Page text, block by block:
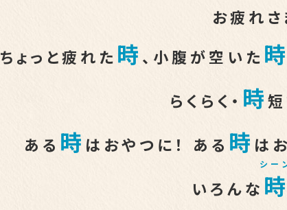
お疲れ
ちょっと疲れた 時 、小腹が空いた 時
らくらく・ 時
ある 時 はおやつに！ ある 時 は
いろんな 時
シー